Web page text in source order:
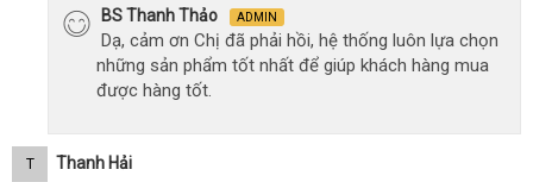
BS Thanh Thảo ADMIN
Dạ, cảm ơn Chị đã phải hồi, hệ thống luôn lựa chọn
những sản phẩm tốt nhất để giúp khách hàng mua
được hàng tốt.
T Thanh Hải